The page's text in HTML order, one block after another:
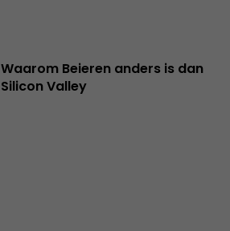
Waarom Beieren anders is dan
Silicon Valley